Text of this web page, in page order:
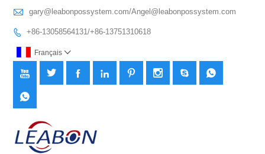
 gary@leabonpossystem.com/Angel@leabonpossystem.com
 +86-13058564131/+86-13751310618
Français 
       
